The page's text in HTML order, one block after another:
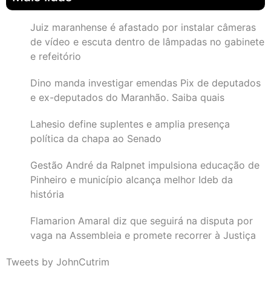
Juiz maranhense é afastado por instalar câmeras
de vídeo e escuta dentro de lâmpadas no gabinete
e refeitório
Dino manda investigar emendas Pix de deputados
e ex-deputados do Maranhão. Saiba quais
Lahesio define suplentes e amplia presença
política da chapa ao Senado
Gestão André da Ralpnet impulsiona educação de
Pinheiro e município alcança melhor Ideb da
história
Flamarion Amaral diz que seguirá na disputa por
vaga na Assembleia e promete recorrer à Justiça
Tweets by JohnCutrim